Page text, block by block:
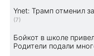
Ynet: Трамп отменил
(7)
Бойкот в школе
Родители подали